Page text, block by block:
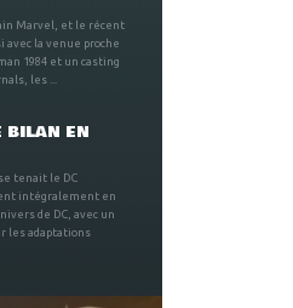
Marvel, et le récent
avec la venue proche
1984 et un casting
les ...
BILAN EN
tenait le DC
intégralement en
de DC, avec un
les adaptations